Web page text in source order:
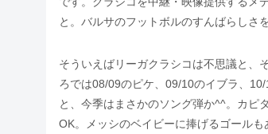
と。バルサのフットボルのすんばらしさ
そういえばリーガクラシコは不思議と、
ろでは08/09のピケ、09/10のイブラ、
と、今季はまさかのソング弾か^^。カピ
OK。メッシのベイビーに捧げるゴール